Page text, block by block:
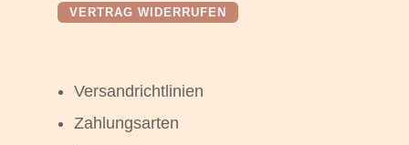
VERTRAG WIDERRUFEN
Versandrichtlinien
Zahlungsarten